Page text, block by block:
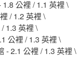
公裡 / 1.1 英裡 \
/ 1.2 英裡 \
1.3 英裡 \
公裡 / 1.3 英裡 \
- 2.1 公裡 / 1.3 英裡 \